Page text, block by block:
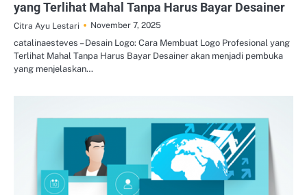
yang Terlihat Mahal Tanpa Harus Bayar Desainer
Citra Ayu Lestari
November 7, 2025
catalinaesteves – Desain Logo: Cara Membuat Logo Profesional yang
Terlihat Mahal Tanpa Harus Bayar Desainer akan menjadi pembuka
yang menjelaskan…